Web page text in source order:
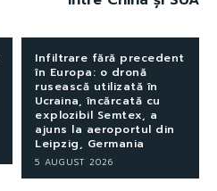
Infiltrare fără precedent
în Europa: o dronă
rusească utilizată în
Ucraina, încărcată cu
explozibil Semtex, a
ajuns la aeroportul din
Leipzig, Germania
5 AUGUST 2026